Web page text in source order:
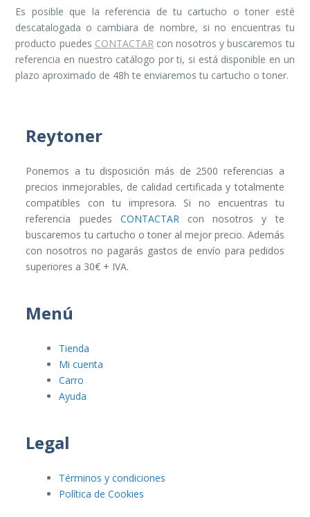
Es posible que la referencia de tu cartucho o toner esté
descatalogada o cambiara de nombre, si no encuentras tu
producto puedes CONTACTARcon nosotros y buscaremos tu
referencia en nuestro catálogo por ti, si está disponible en un
plazo aproximado de 48h te enviaremos tu cartucho o toner.
Reytoner
Ponemos a tu disposición más de 2500 referencias a
precios inmejorables, de calidad certificada y totalmente
compatibles con tu impresora. Si no encuentras tu
referencia puedes CONTACTARcon nosotros y te
buscaremos tu cartucho o toner al mejor precio. Además
con nosotros no pagarás gastos de envío para pedidos
superiores a 30€ + IVA.
Menú
Tienda
Mi cuenta
Carro
Ayuda
Legal
Términos y condiciones
Política de Cookies